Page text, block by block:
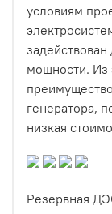
условиям
мощности. Из
генератора,
низкая
Резервная